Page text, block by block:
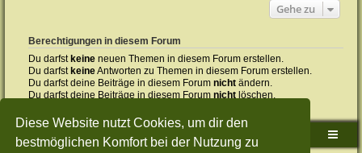
Diese Website nutzt Cookies, um dir den
bestmöglichen Komfort bei der Nutzung zu
Gehe zu
Berechtigungen in diesem Forum
Du darfstkeine neuen Themen in diesem Forum erstellen.
Du darfstkeineAntworten zu Themen in diesem Forum erstellen.
Du darfst deine Beiträge in diesem Forumnicht ändern.
Du darfst deine Beiträge in diesem Forumnicht löschen.
Sudden-Strike-Maps.de Hauptseite Foren-Übersicht